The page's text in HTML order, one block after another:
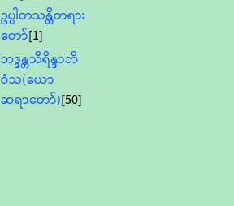
ဥပ္ပါတသန္တိတရား
တော်[1]
ဘဒ္ဒန္တသီရိန္ဒာဘိ
ဝံသ(ယော
ဆရာတော်)[50]